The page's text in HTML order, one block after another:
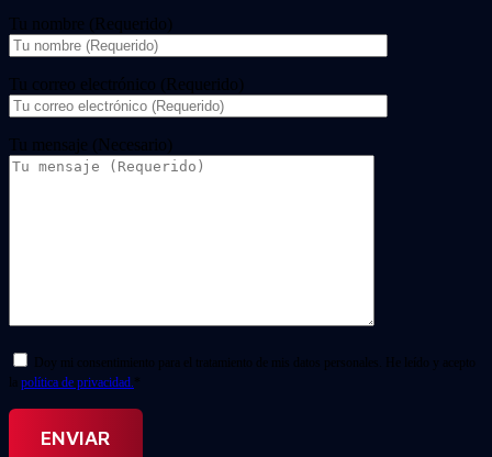
Tu nombre (Requerido)
Tu correo electrónico (Requerido)
Tu mensaje (Necesario)
Doy mi consentimiento para el tratamiento de mis datos personales. He leído y acepto
la política de privacidad. *